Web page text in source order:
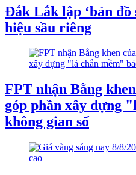
Đắk Lắk lập ‘bản đồ
hiệu sầu riêng
FPT nhận Bằng
góp phần xây dựng
không gian số